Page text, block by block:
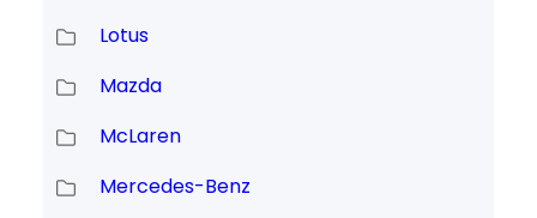
Lotus
Mazda
McLaren
Mercedes-Benz